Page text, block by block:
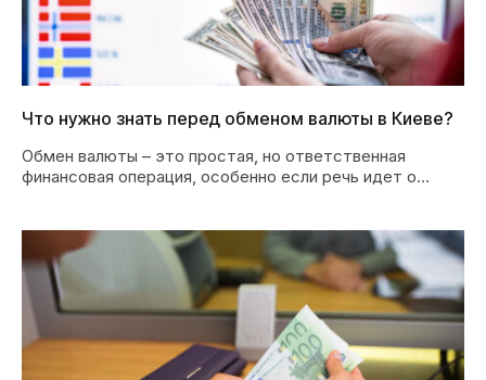
Что нужно знать перед обменом валюты в Киеве?
Обмен валюты – это простая, но ответственная
финансовая операция, особенно если речь идет о